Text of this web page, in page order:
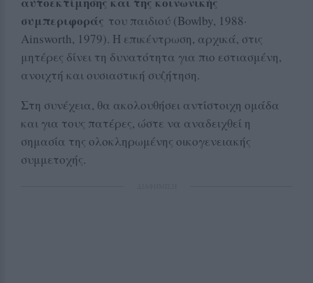
συμπεριφοράς του παιδιού (Bowlby, 1988·
Ainsworth, 1979). Η επικέντρωση, αρχικά, στις
μητέρες δίνει τη δυνατότητα για πιο εστιασμένη,
ανοιχτή και ουσιαστική συζήτηση.
Στη συνέχεια, θα ακολουθήσει αντίστοιχη ομάδα
και για τους πατέρες, ώστε να αναδειχθεί η
σημασία της ολοκληρωμένης οικογενειακής
συμμετοχής.